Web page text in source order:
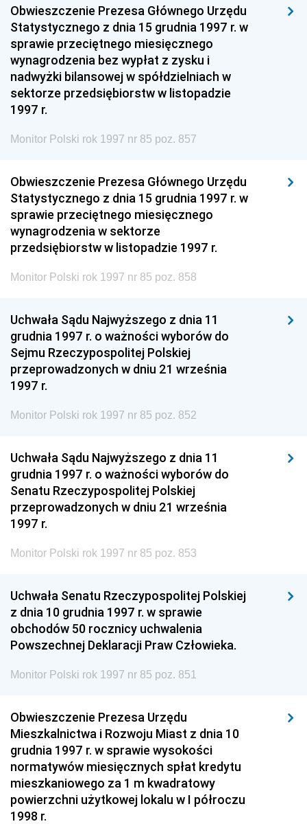
Obwieszczenie Prezesa Głównego Urzędu
Statystycznego z dnia 15 grudnia 1997 r. w
sprawie przeciętnego miesięcznego
wynagrodzenia bez wypłat z zysku i
nadwyżki bilansowej w spółdzielniach w
sektorze przedsiębiorstw w listopadzie
1997 r.
Monitor Polski rok 1997 nr 85 poz. 857
Obwieszczenie Prezesa Głównego Urzędu
Statystycznego z dnia 15 grudnia 1997 r. w
sprawie przeciętnego miesięcznego
wynagrodzenia w sektorze
przedsiębiorstw w listopadzie 1997 r.
Monitor Polski rok 1997 nr 85 poz. 858
Uchwała Sądu Najwyższego z dnia 11
grudnia 1997 r. o ważności wyborów do
Sejmu Rzeczypospolitej Polskiej
przeprowadzonych w dniu 21 września
1997 r.
Monitor Polski rok 1997 nr 85 poz. 852
Uchwała Sądu Najwyższego z dnia 11
grudnia 1997 r. o ważności wyborów do
Senatu Rzeczypospolitej Polskiej
przeprowadzonych w dniu 21 września
1997 r.
Monitor Polski rok 1997 nr 85 poz. 853
Uchwała Senatu Rzeczypospolitej Polskiej
z dnia 10 grudnia 1997 r. w sprawie
obchodów 50 rocznicy uchwalenia
Powszechnej Deklaracji Praw Człowieka.
Monitor Polski rok 1997 nr 85 poz. 851
Obwieszczenie Prezesa Urzędu
Mieszkalnictwa i Rozwoju Miast z dnia 10
grudnia 1997 r. w sprawie wysokości
normatywów miesięcznych spłat kredytu
mieszkaniowego za 1 m kwadratowy
powierzchni użytkowej lokalu w I półroczu
1998 r.